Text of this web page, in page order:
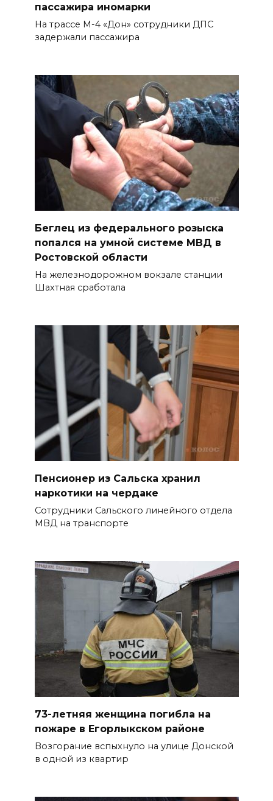
В Волгодонске мужчина
поджег газ в квартире
08 августа 2026 13:19
Юрий Слюсарь поздравил
жителей Ростовской области
с Днем физкультурника
08 августа 2026 10:49
Ростовчане оказались среди
Новороссийске
08 августа 2026 10:40
В Ростовской области
возгораний растительности
08 августа 2026 10:35
В Ростовской области
объявили штормовое
предупреждение из-за
высокого риска пожаров
08 августа 2026 09:32
Утром над акваторией
Азовского моря сбили
вражеские БПЛА
пассажира иномарки
На трассе М-4 «Дон» сотрудники ДПС
задержали пассажира
Беглец из федерального розыска
попался на умной системе МВД в
Ростовской области
На железнодорожном вокзале станции
Шахтная сработала
Пенсионер из Сальска хранил
наркотики на чердаке
Сотрудники Сальского линейного отдела
МВД на транспорте
73-летняя женщина погибла на
пожаре в Егорлыкском районе
Возгорание вспыхнуло на улице Донской
в одной из квартир